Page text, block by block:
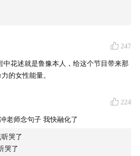
247
中花述就是鲁豫本人，给这个节目带来那
的女性能量。
224
老师念句子 我快融化了
哭了
哭了